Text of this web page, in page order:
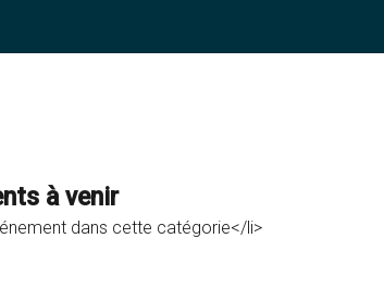
à venir
dans cette catégorie</li>